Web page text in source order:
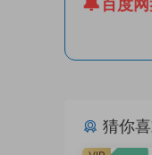
百度
猜你